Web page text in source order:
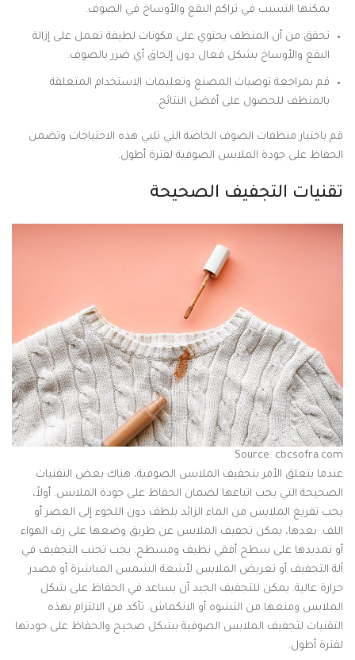
يمكنها التسبب في تراكم البقع والأوساخ في الصوف.
تحقق من أن المنظف يحتوي على مكونات لطيفة تعمل على إزالة
البقع والأوساخ بشكل فعال دون إلحاق أي ضرر بالصوف.
قم بمراجعة توصيات المصنع وتعليمات الاستخدام المتعلقة
بالمنظف للحصول على أفضل النتائج.
قم باختيار منظفات الصوف الخاصة التي تلبي هذه الاحتياجات وتضمن
الحفاظ على جودة الملابس الصوفية لفترة أطول.
تقنيات التجفيف الصحيحة
Source: cbcsofra.com
عندما يتعلق الأمر بتجفيف الملابس الصوفية، هناك بعض التقنيات
الصحيحة التي يجب اتباعها لضمان الحفاظ على جودة الملابس. أولاً،
يجب تفريغ الملابس من الماء الزائد بلطف دون اللجوء إلى العصر أو
اللف. بعدها، يمكن تجفيف الملابس عن طريق وضعها على رف الهواء
أو تمديدها على سطح أفقي نظيف ومسطح. يجب تجنب التجفيف في
آلة التجفيف أو تعريض الملابس لأشعة الشمس المباشرة أو مصدر
حرارة عالية. يمكن للتجفيف الجيد أن يساعد في الحفاظ على شكل
الملابس ومنعها من التشوه أو الانكماش. تأكد من الالتزام بهذه
التقنيات لتجفيف الملابس الصوفية بشكل صحيح والحفاظ على جودتها
لفترة أطول.